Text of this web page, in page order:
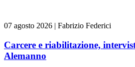
07 agosto 2026 | Fabrizio Federici
Carcere e riabilitazione,
Alemanno